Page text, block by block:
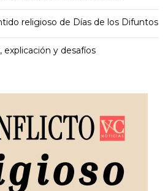
religioso de Días de los Difuntos
explicación y desafíos